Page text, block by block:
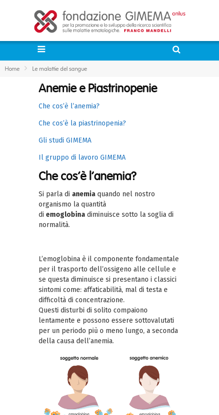
Home Le malattie del sangue
Anemie e Piastrinopenie
Che cos’è l’anemia?
Che cos’è la piastrinopenia?
Gli studi GIMEMA
Il gruppo di lavoro GIMEMA
Che cos’è l’anemia?
Si parla di anemia quando nel nostro
organismo la quantità
di emoglobina diminuisce sotto la soglia di
normalità.
L’emoglobina è il componente fondamentale
per il trasporto dell’ossigeno alle cellule e
se questa diminuisce si presentano i classici
sintomi come: affaticabilità, mal di testa e
difficoltà di concentrazione.
Questi disturbi di solito compaiono
lentamente e possono essere sottovalutati
per un periodo più o meno lungo, a seconda
della causa dell’anemia.